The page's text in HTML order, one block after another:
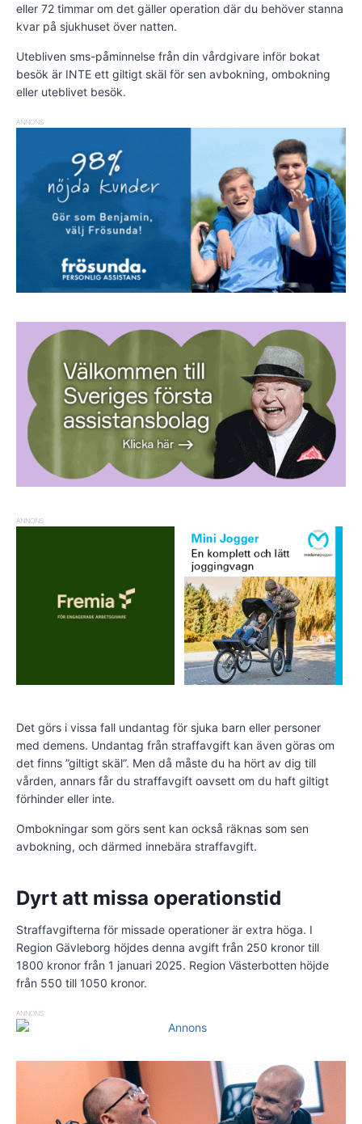
eller 72 timmar om det gäller operation där du behöver stanna
kvar på sjukhuset över natten.
Utebliven sms-påminnelse från din vårdgivare inför bokat
besök är INTE ett giltigt skäl för sen avbokning, ombokning
eller uteblivet besök.
ANNONS
ANNONS
Det görs i vissa fall undantag för sjuka barn eller personer
med demens. Undantag från straffavgift kan även göras om
det finns ”giltigt skäl”. Men då måste du ha hört av dig till
vården, annars får du straffavgift oavsett om du haft giltigt
förhinder eller inte.
Ombokningar som görs sent kan också räknas som sen
avbokning, och därmed innebära straffavgift.
Dyrt att missa operationstid
Straffavgifterna för missade operationer är extra höga. I
Region Gävleborg höjdes denna avgift från 250 kronor till
1800 kronor från 1 januari 2025. Region Västerbotten höjde
från 550 till 1050 kronor.
ANNONS